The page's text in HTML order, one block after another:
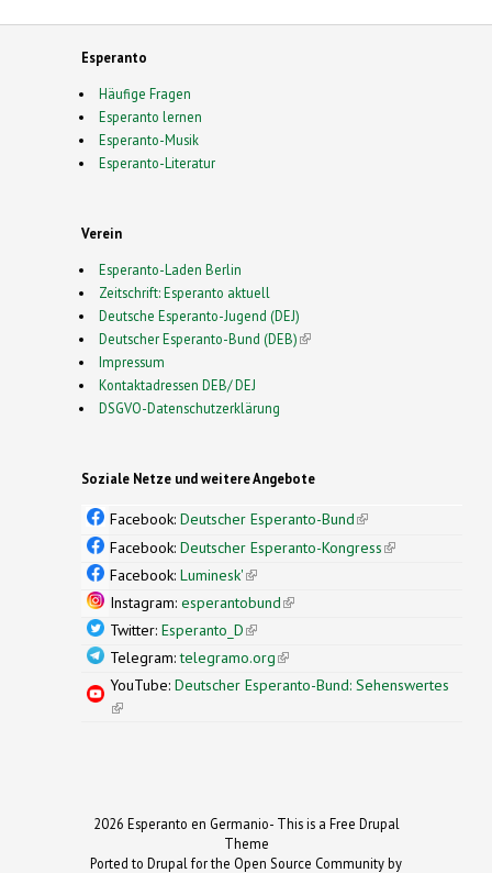
Esperanto
Häufige Fragen
Esperanto lernen
Esperanto-Musik
Esperanto-Literatur
Verein
Esperanto-Laden Berlin
Zeitschrift: Esperanto aktuell
Deutsche Esperanto-Jugend (DEJ)
Deutscher Esperanto-Bund (DEB)(link is external)
Impressum
Kontaktadressen DEB/ DEJ
DSGVO-Datenschutzerklärung
Soziale Netze und weitere Angebote
Facebook: Deutscher Esperanto-Bund(link is
external)
Facebook: Deutscher Esperanto-Kongress(link is
Facebook: Luminesk'(link is external)
Instagram: esperantobund(link is external)
Twitter: Esperanto_D(link is external)
Telegram:telegramo.org(link is external)
YouTube: Deutscher Esperanto-Bund: Sehenswertes
(link is external)
2026 Esperanto en Germanio- This is a Free Drupal
Theme
Ported to Drupal for the Open Source Community by